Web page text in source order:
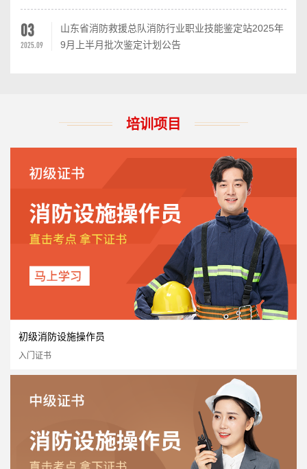
03
2025.09
山东省消防救援总队消防行业职业技能鉴定站2025年
9月上半月批次鉴定计划公告
培训项目
初级消防设施操作员
入门证书